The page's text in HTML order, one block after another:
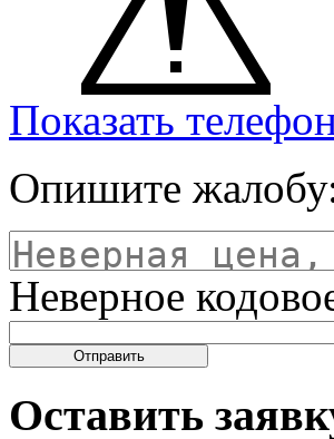
Показать
Опишите
Неверное
Оставить